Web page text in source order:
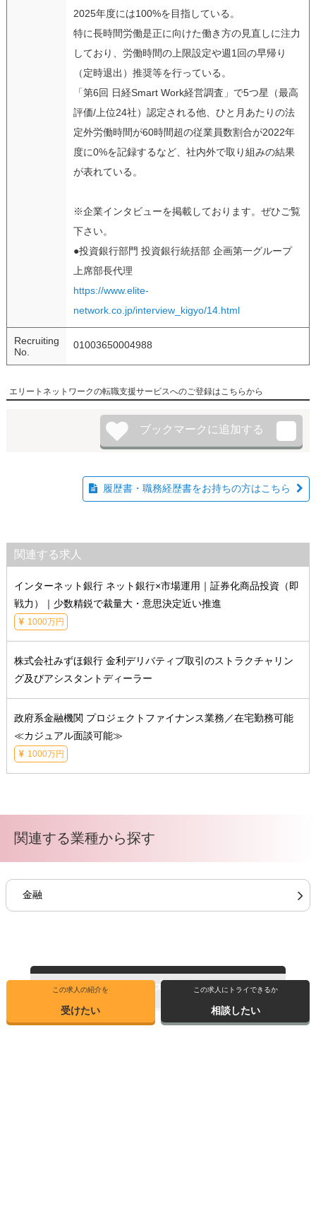
2025年度には100%を目指している。
特に長時間労働是正に向けた働き方の見直しに注力
しており、労働時間の上限設定や週1回の早帰り
（定時退出）推奨等を行っている。
「第6回 日経Smart Work経営調査」で5つ星（最高
評価/上位24社）認定される他、ひと月あたりの法
定外労働時間が60時間超の従業員数割合が2022年
度に0%を記録するなど、社内外で取り組みの結果
が表れている。
※企業インタビューを掲載しております。ぜひご覧
下さい。
●投資銀行部門 投資銀行統括部 企画第一グループ
上席部長代理
https://www.elite-
network.co.jp/interview_kigyo/14.html
Recruiting
No.
01003650004988
エリートネットワークの転職支援サービスへのご登録はこちらから
この求人の紹介を
受けたい
この求人にトライできるか
相談したい
履歴書・職務経歴書をお持ちの方はこちら
関連する求人
インターネット銀行 ネット銀行×市場運用｜証券化商品投資（即
戦力）｜少数精鋭で裁量大・意思決定近い推進
1000万円
株式会社みずほ銀行 金利デリバティブ取引のストラクチャリン
グ及びアシスタントディーラー
政府系金融機関 プロジェクトファイナンス業務／在宅勤務可能
≪カジュアル面談可能≫
1000万円
関連する業種から探す
金融
転職支援サービスの詳細 はこちら